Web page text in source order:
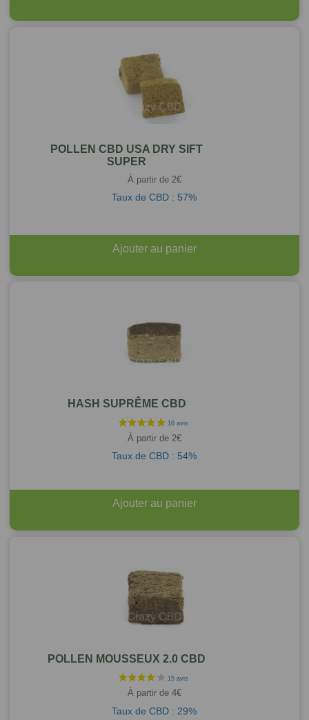
POLLEN CBD USA DRY SIFT
SUPER
À partir de 2€
Taux de CBD : 57%
Ajouter au panier
HASH SUPRÊME CBD
À partir de 2€
Taux de CBD : 54%
Ajouter au panier
POLLEN MOUSSEUX 2.0 CBD
À partir de 4€
Taux de CBD : 29%